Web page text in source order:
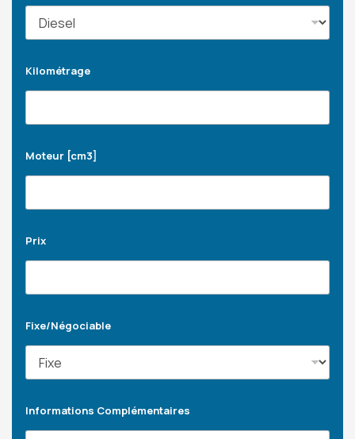
Kilométrage
Moteur [cm3]
Prix
Fixe/Négociable
Informations Complémentaires